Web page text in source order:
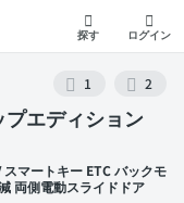
探す ログイン
1 2
プエディション
マートキー ETC バックモ
両側電動スライドドア